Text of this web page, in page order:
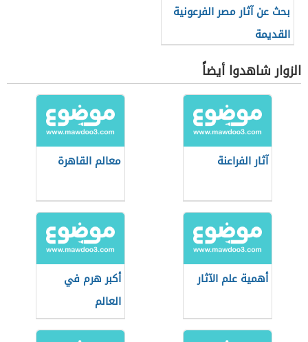
بحث عن آثار مصر الفرعونية
القديمة
الزوار شاهدوا أيضاً
آثار الفراعنة معالم القاهرة
أهمية علم الآثار
أكبر هرم في
العالم